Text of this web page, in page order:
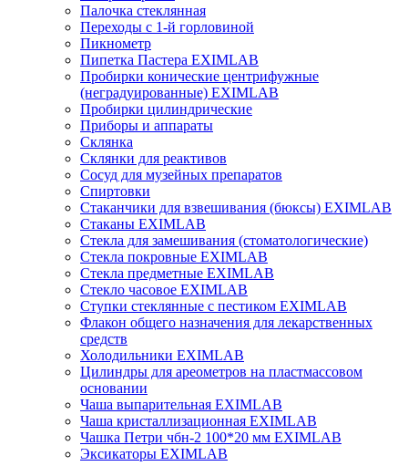
Палочка стеклянная
Переходы с 1-й горловиной
Пикнометр
Пипетка Пастера EXIMLAB
Пробирки конические центрифужные
(неградуированные) EXIMLAB
Пробирки цилиндрические
Приборы и аппараты
Склянка
Склянки для реактивов
Сосуд для музейных препаратов
Спиртовки
Стаканчики для взвешивания (бюксы) EXIMLAB
Стаканы EXIMLAB
Стекла для замешивания (стоматологические)
Стекла покровные EXIMLAB
Стекла предметные EXIMLAB
Стекло часовое EXIMLAB
Ступки стеклянные с пестиком EXIMLAB
Флакон общего назначения для лекарственных
средств
Холодильники EXIMLAB
Цилиндры для ареометров на пластмассовом
основании
Чаша выпарительная EXIMLAB
Чаша кристаллизационная EXIMLAB
Чашка Петри чбн-2 100*20 мм EXIMLAB
Эксикаторы EXIMLAB